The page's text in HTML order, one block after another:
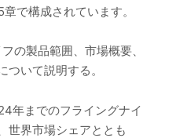
で構成されています。
の製品範囲、市場概要、
いて説明する。
年までのフライングナイ
世界市場シェアととも